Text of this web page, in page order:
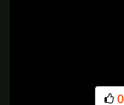
0